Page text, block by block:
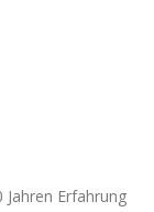
Erfahrung